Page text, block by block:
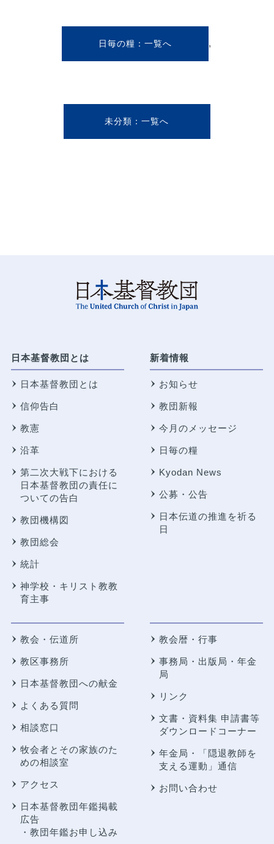
日毎の糧 ,
未分類
日本基督教団とは
日本基督教団とは
信仰告白
教憲
沿革
第二次大戦下における
日本基督教団の責任に
ついての告白
教団機構図
教団総会
統計
神学校・キリスト教教
育主事
新着情報
お知らせ
教団新報
今月のメッセージ
日毎の糧
Kyodan News
公募・公告
日本伝道の推進を祈る
日
教会・伝道所
教区事務所
日本基督教団への献金
よくある質問
相談窓口
牧会者とその家族のた
めの相談室
アクセス
日本基督教団年鑑掲載
広告
・教団年鑑お申し込み
教会暦・行事
事務局・出版局・年金
局
リンク
文書・資料集 申請書等
ダウンロードコーナー
年金局・
「隠退教師を
支える運動」通信
お問い合わせ